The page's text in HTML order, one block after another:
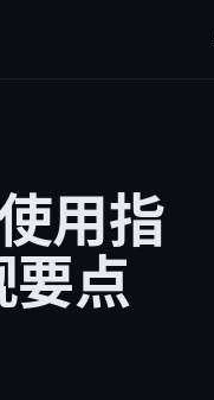
用指
要点